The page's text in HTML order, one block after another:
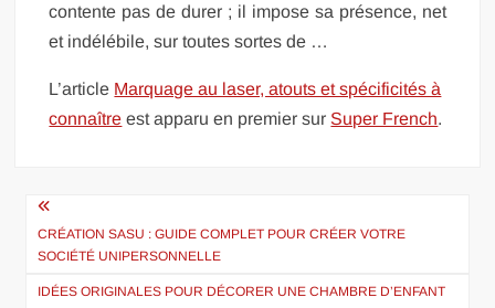
contente pas de durer ; il impose sa présence, net
et indélébile, sur toutes sortes de …
L’article Marquage au laser, atouts et spécificités à
connaître est apparu en premier sur Super French.
Navigation
de
l’article
CRÉATION SASU : GUIDE COMPLET POUR CRÉER VOTRE
SOCIÉTÉ UNIPERSONNELLE
IDÉES ORIGINALES POUR DÉCORER UNE CHAMBRE D’ENFANT